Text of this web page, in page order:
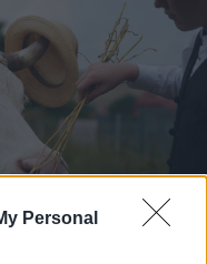
Personal